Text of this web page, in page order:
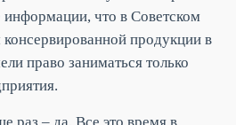
что в Советском
продукции в
право заниматься только